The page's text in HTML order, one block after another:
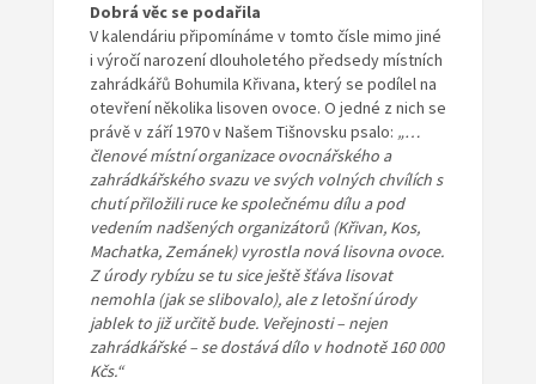
Dobrá věc se podařila
V kalendáriu připomínáme v tomto čísle mimo jiné
i výročí narození dlouholetého předsedy místních
zahrádkářů Bohumila Křivana, který se podílel na
otevření několika lisoven ovoce. O jedné z nich se
právě v září 1970 v Našem Tišnovsku psalo: „…
členové místní organizace ovocnářského a
zahrádkářského svazu ve svých volných chvílích s
chutí přiložili ruce ke společnému dílu a pod
vedením nadšených organizátorů (Křivan, Kos,
Machatka, Zemánek) vyrostla nová lisovna ovoce.
Z úrody rybízu se tu sice ještě šťáva lisovat
nemohla (jak se slibovalo), ale z letošní úrody
jablek to již určitě bude. Veřejnosti – nejen
zahrádkářské – se dostává dílo v hodnotě 160 000
Kčs.“